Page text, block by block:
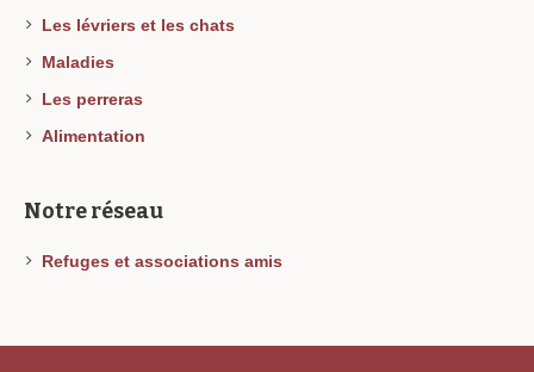
Les lévriers et les chats
Maladies
Les perreras
Alimentation
Notre réseau
Refuges et associations amis